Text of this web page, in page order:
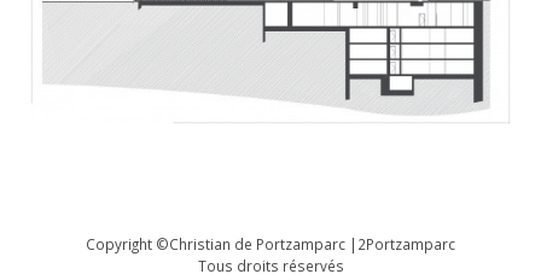
Copyright ©Christian de Portzamparc |2Portzamparc
Tous droits réservés